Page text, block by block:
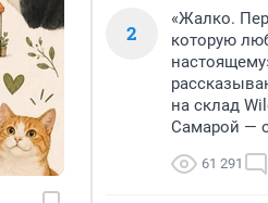
2
«Жалко.
которую
на склад
Самарой —
61 291